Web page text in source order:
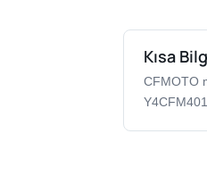
Kısa
CFMOTO